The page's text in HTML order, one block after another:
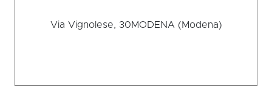
Via Vignolese, 30MODENA (Modena)